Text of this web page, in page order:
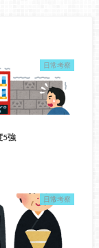
日常考察
5強
日常考察